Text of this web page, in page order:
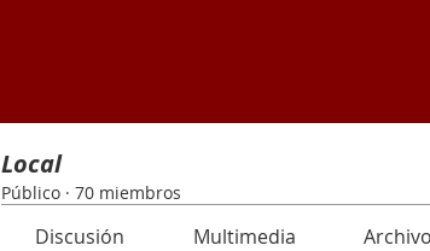
Local
Público · 70 miembros
Discusión Multimedia